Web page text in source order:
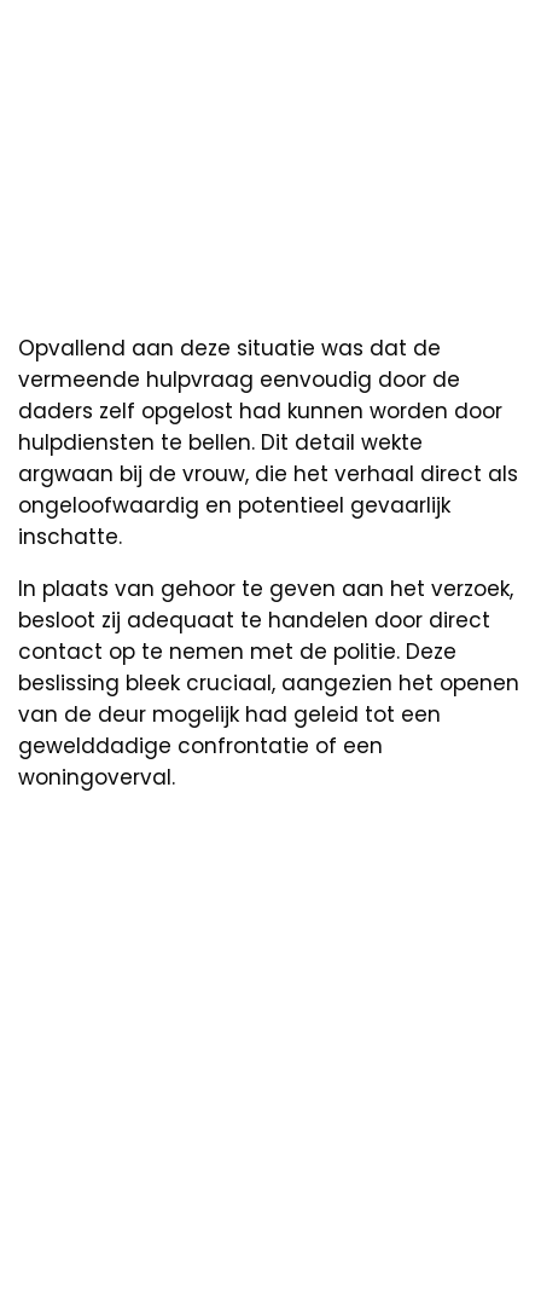
Opvallend aan deze situatie was dat de
vermeende hulpvraag eenvoudig door de
daders zelf opgelost had kunnen worden door
hulpdiensten te bellen. Dit detail wekte
argwaan bij de vrouw, die het verhaal direct als
ongeloofwaardig en potentieel gevaarlijk
inschatte.
In plaats van gehoor te geven aan het verzoek,
besloot zij adequaat te handelen door direct
contact op te nemen met de politie. Deze
beslissing bleek cruciaal, aangezien het openen
van de deur mogelijk had geleid tot een
gewelddadige confrontatie of een
woningoverval.